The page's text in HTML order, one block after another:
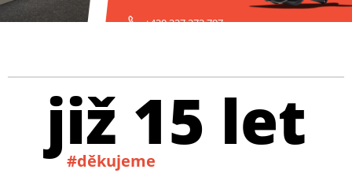
+420 227 272 797
již 15 let
#děkujeme